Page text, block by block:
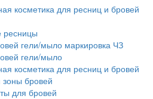
косметика для ресниц и бровей
ресницы
гели/мыло маркировка ЧЗ
гели/мыло
косметика для ресниц и бровей
бровей
для бровей